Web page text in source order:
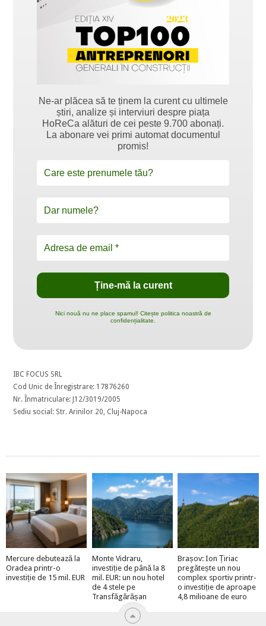
Ne-ar plăcea să te ținem la curent cu ultimele
știri, analize și interviuri despre piața
HoReCa alături de cei peste 9.700 abonați.
La abonare vei primi automat documentul
promis!
Nici nouă nu ne place spamul! Citește politica noastră de
confidențialitate.
IBC FOCUS SRL
Cod Unic de Înregistrare: 17876260
Nr. Înmatriculare: J12/3019/2005
Sediu social: Str. Arinilor 20, Cluj-Napoca
Mercure debutează la
Oradea printr-o
investiție de 15 mil. EUR
Monte Vidraru,
investiție de până la 8
mil. EUR: un nou hotel
de 4 stele pe
Transfăgărășan
Brașov: Ion Țiriac
pregătește un nou
complex sportiv printr-
o investiție de aproape
4,8 milioane de euro